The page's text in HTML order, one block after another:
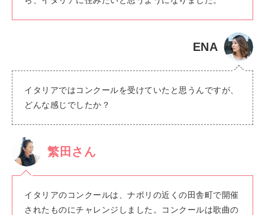
ENA
イタリアではコンクールを受けていたと思うんですが、
どんな感じでしたか？
繁田さん
イタリアのコンクールは、ナポリの近くの田舎町で開催
されたものにチャレンジしました。コンクールは歌曲の